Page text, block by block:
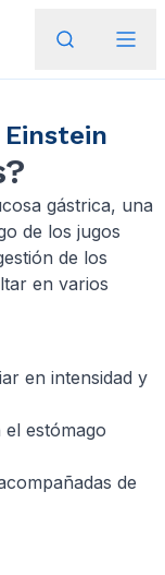
gástrica, una
de los jugos
de los
en varios
en intensidad y
estómago
de